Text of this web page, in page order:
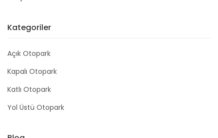
Kategoriler
Açık Otopark
Kapalı Otopark
Katlı Otopark
Yol Üstü Otopark